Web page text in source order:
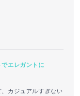
エレガントに
カジュアルすぎない